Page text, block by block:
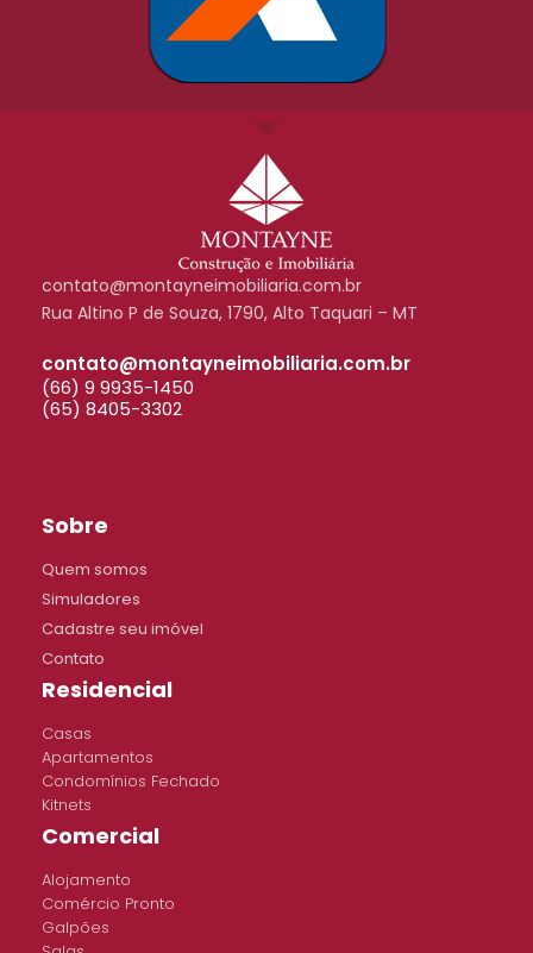
contato@montayneimobiliaria.com.br
Rua Altino P de Souza, 1790, Alto Taquari – MT
contato@montayneimobiliaria.com.br
(66) 9 9935-1450
(65) 8405-3302
Sobre
Quem somos
Simuladores
Cadastre seu imóvel
Contato
Residencial
Casas
Apartamentos
Condomínios Fechado
Kitnets
Comercial
Alojamento
Comércio Pronto
Galpões